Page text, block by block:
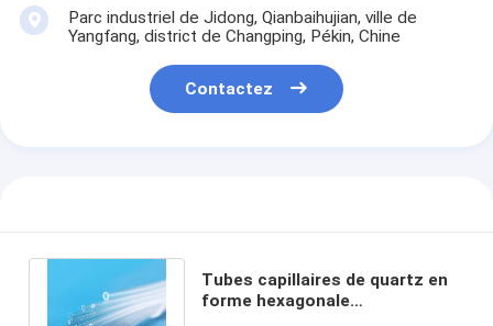
Parc industriel de Jidong, Qianbaihujian, ville de
Yangfang, district de Changping, Pékin, Chine
Contactez
Tubes capillaires de quartz en
forme hexagonale